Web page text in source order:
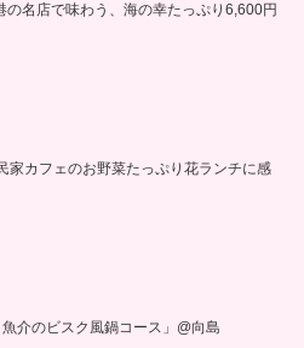
名店で味わう、海の幸たっぷり6,600円
家カフェのお野菜たっぷり花ランチに感
介のビスク風鍋コース」@向島